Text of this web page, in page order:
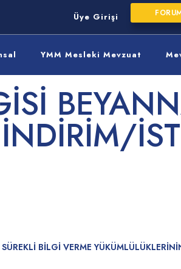
Üye Girişi
YMM Mesleki Mevzuat
BİLGİ VERME